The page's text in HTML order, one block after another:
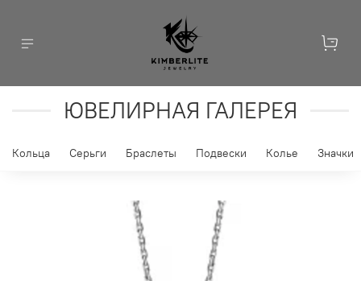
ЮВЕЛИРНАЯ ГАЛЕРЕЯ
Кольца Серьги Браслеты Подвески Колье Значки